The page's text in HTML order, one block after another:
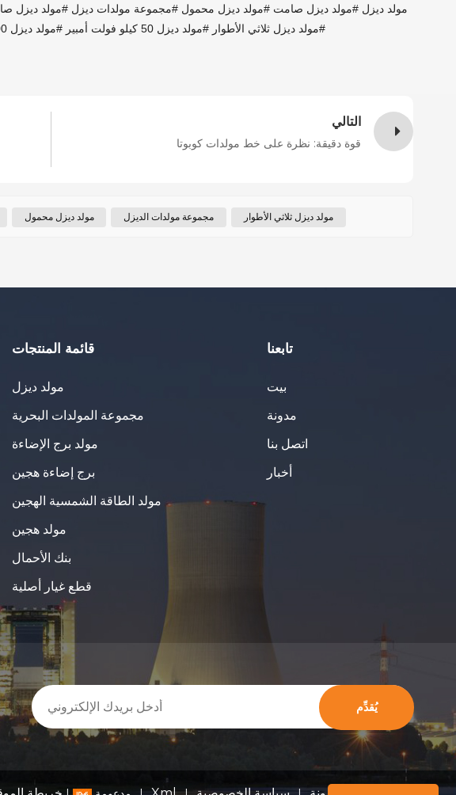
#مولد ديزل ثلاثي الأطوار #مولد ديزل 50 كيلو فولت أمبير #مولد ديزل 100 كيلو واط #مولد ديزل صناعي #مولد طاقة ديزل #مولد طاقة ديزل
التالي
قوة دقيقة: نظرة على خط مولدات كوبوتا
مولد ديزل محمول مجموعة مولدات الديزل مولد ديزل ثلاثي الأطوار
قائمة المنتجات
مولد ديزل
مجموعة المولدات البحرية
مولد برج الإضاءة
برج إضاءة هجين
مولد الطاقة الشمسية الهجين
مولد هجين
بنك الأحمال
قطع غيار أصلية
تابعنا
بيت
مدونة
اتصل بنا
أخبار
يُقدِّم